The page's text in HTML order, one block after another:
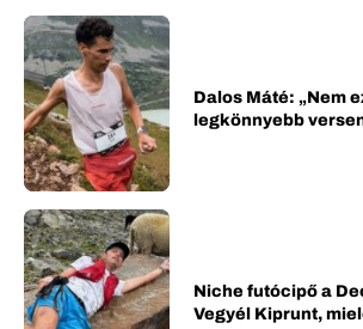
Dalos Máté: „Nem
legkönnyebb
Niche futócipő a
Vegyél Kiprunt,